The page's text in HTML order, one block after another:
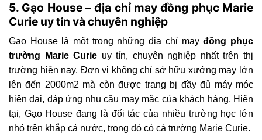
5. Gạo House – địa chỉ may đồng phục Marie
Curie uy tín và chuyên nghiệp
Gạo House là một trong những địa chỉ mayđồng phục
trường Marie Curie uy tín, chuyên nghiệp nhất trên thị
trường hiện nay. Đơn vị không chỉ sở hữu xưởng may lớn
lên đến 2000m2 mà còn được trang bị đầy đủ máy móc
hiện đại, đáp ứng nhu cầu may mặc của khách hàng. Hiện
tại, Gạo House đang là đối tác của nhiều trường học lớn
nhỏ trên khắp cả nước, trong đó có cả trường Marie Curie.